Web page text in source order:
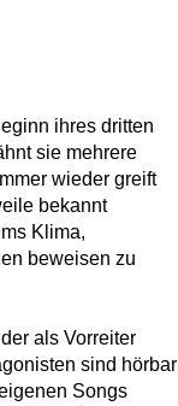
ihres dritten
sie mehrere
wieder greift
bekannt
Klima,
beweisen zu
als Vorreiter
sind hörbar
Songs